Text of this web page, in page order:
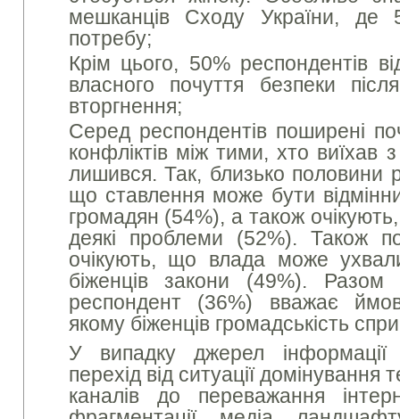
мешканців Сходу України, де
потребу;
Крім цього, 50% респондентів
власного почуття безпеки
вторгнення;
Серед респондентів поширені
конфліктів між тими, хто виїхав
лишився. Так, близько половини
що ставлення може бути
громадян (54%), а також
деякі проблеми (52%). Також
очікують, що влада може
біженців закони (49%).
респондент (36%) вважає
якому біженців громадськість
У випадку джерел інформації
перехід від ситуації домінування
каналів до переважання